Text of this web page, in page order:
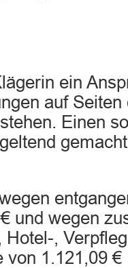
ein
auf
Einen
und wegen
Hotel-,
von 1.121,09 €